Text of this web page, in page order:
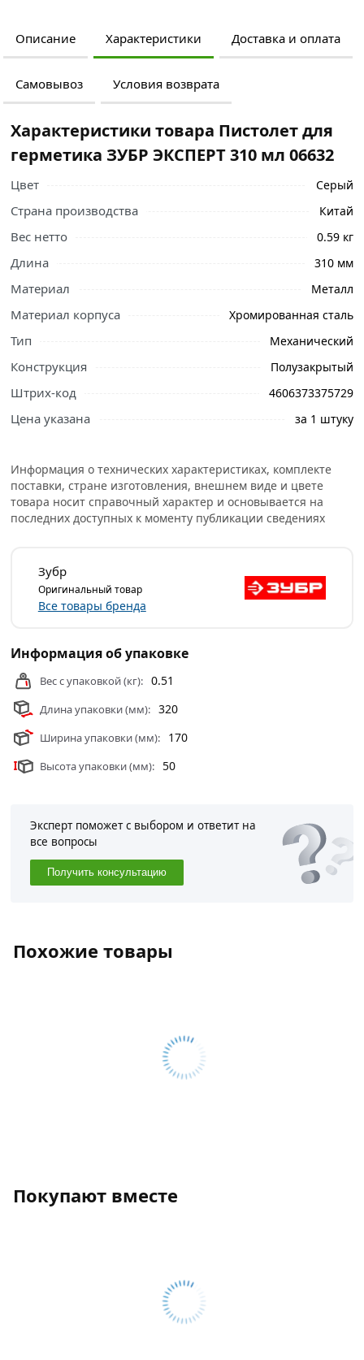
Описание Характеристики Доставка и оплата
Самовывоз Условия возврата
Ознакомьтесь с подробными характеристиками,
правильный выбор и заказать онлайн. Наши
профессиональные менеджеры обработают заказ и
свяжутся с Вами для согласования условий доставки
или самовывоза.
Пистолеты для пены и герметиковдействительны в
Москве и области.
Характеристики товара Пистолет для
герметика ЗУБР ЭКСПЕРТ 310 мл 06632
Цвет Серый
Страна производства Китай
Вес нетто 0.59 кг
Длина 310 мм
Материал Металл
Материал корпуса Хромированная сталь
Тип Механический
Конструкция Полузакрытый
Штрих-код 4606373375729
Цена указана за 1 штуку
Информация о технических характеристиках, комплекте
поставки, стране изготовления, внешнем виде и цвете
товара носит справочный характер и основывается на
последних доступных к моменту публикации сведениях
Зубр
Оригинальный товар
Все товары бренда
Информация об упаковке
Вес с упаковкой (кг): 0.51
Длина упаковки (мм): 320
Ширина упаковки (мм): 170
Высота упаковки (мм): 50
Эксперт поможет с выбором и ответит на
все вопросы
Получить консультацию
Похожие товары
Покупают вместе